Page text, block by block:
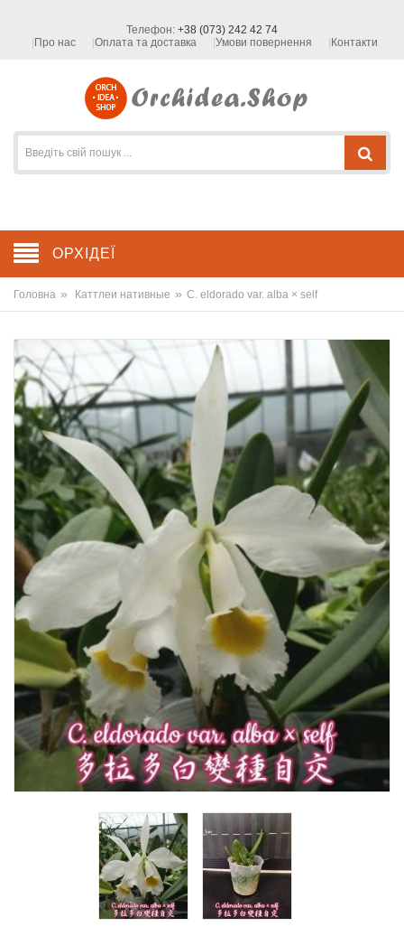
Телефон: +38 (073) 242 42 74
Про нас
Оплата та доставка Умови повернення Контакти
ОРХІДЕЇ
Головна » Каттлеи нативные » C. eldorado var. alba × self